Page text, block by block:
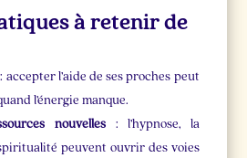
à retenir de
: accepter l’aide de ses proches peut
l’énergie manque.
nouvelles : l’hypnose, la
peuvent ouvrir des voies